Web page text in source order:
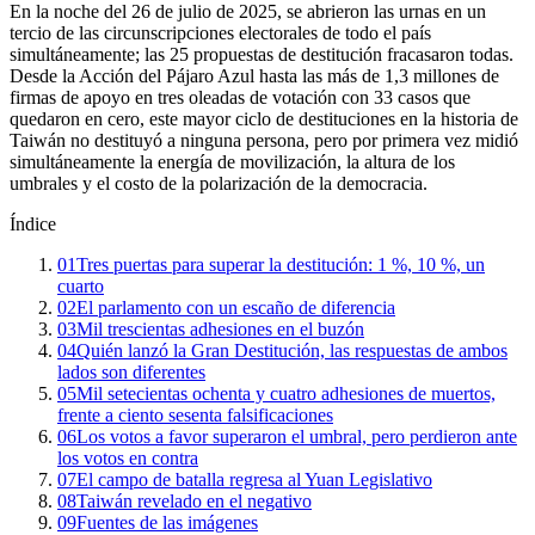
En la noche del 26 de julio de 2025, se abrieron las urnas en un
tercio de las circunscripciones electorales de todo el país
simultáneamente; las 25 propuestas de destitución fracasaron todas.
Desde la Acción del Pájaro Azul hasta las más de 1,3 millones de
firmas de apoyo en tres oleadas de votación con 33 casos que
quedaron en cero, este mayor ciclo de destituciones en la historia de
Taiwán no destituyó a ninguna persona, pero por primera vez midió
simultáneamente la energía de movilización, la altura de los
umbrales y el costo de la polarización de la democracia.
Índice
01Tres puertas para superar la destitución: 1 %, 10 %, un
cuarto
02El parlamento con un escaño de diferencia
03Mil trescientas adhesiones en el buzón
04Quién lanzó la Gran Destitución, las respuestas de ambos
lados son diferentes
05Mil setecientas ochenta y cuatro adhesiones de muertos,
frente a ciento sesenta falsificaciones
06Los votos a favor superaron el umbral, pero perdieron ante
los votos en contra
07El campo de batalla regresa al Yuan Legislativo
08Taiwán revelado en el negativo
09Fuentes de las imágenes